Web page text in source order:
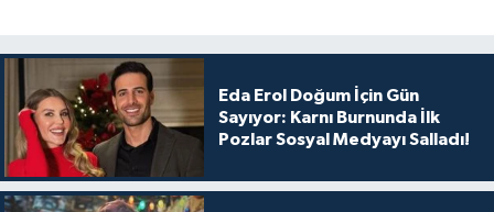
Eda Erol Doğum İçin Gün
Sayıyor: Karnı Burnunda İlk
Pozlar Sosyal Medyayı Salladı!